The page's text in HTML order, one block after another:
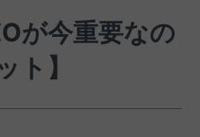
が今重要なの
ト】